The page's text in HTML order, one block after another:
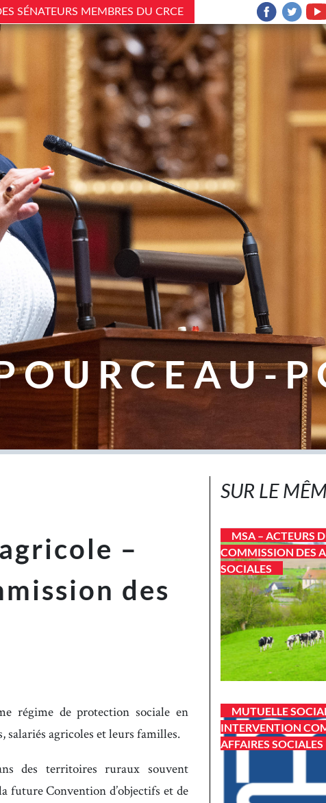
SÉNATEURS MEMBRES DU CRCE
–
des
régime de protection sociale en
salariés agricoles et leurs familles.
des territoires ruraux souvent
future Convention d’objectifs et de
SUR LE
MSA – ACTEURS
COMMISSION DES
SOCIALES
MUTUELLE
INTERVENTION
AFFAIRES SOCIALES